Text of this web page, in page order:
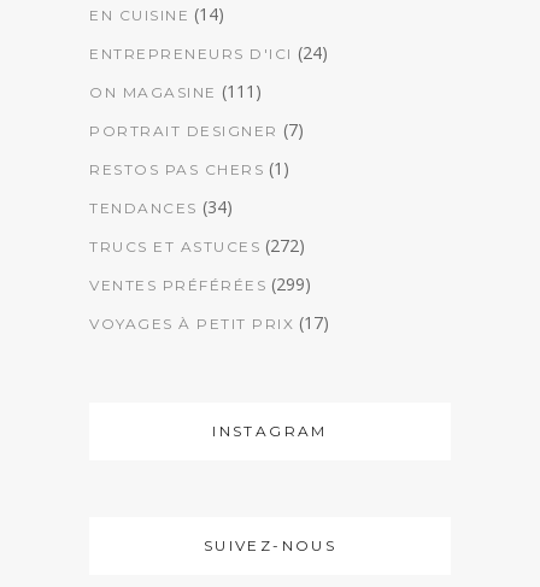
EN CUISINE (14)
ENTREPRENEURS D'ICI (24)
ON MAGASINE (111)
PORTRAIT DESIGNER (7)
RESTOS PAS CHERS (1)
TENDANCES (34)
TRUCS ET ASTUCES (272)
VENTES PRÉFÉRÉES (299)
VOYAGES À PETIT PRIX (17)
INSTAGRAM
SUIVEZ-NOUS